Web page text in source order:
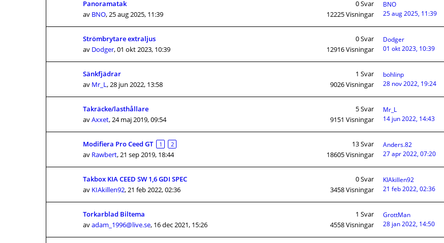
Panoramatak
av BNO,25 aug 2025, 11:39
0Svar
12225Visningar
BNO
25 aug 2025, 11:39
Strömbrytare extraljus
av Dodger,01 okt 2023, 10:39
0Svar
12916Visningar
Dodger
01 okt 2023, 10:39
Sänkfjädrar
av Mr_L,28 jun 2022, 13:58
1 Svar
9026Visningar
bohlinp
28 nov 2022, 19:24
Takräcke/lasthållare
avAxxet,24 maj 2019, 09:54
5Svar
9151 Visningar
Mr_L
14 jun 2022, 14:43
Modifiera Pro Ceed GT 1 2
av Rawbert,21 sep 2019, 18:44
13Svar
18605Visningar
Anders.82
27 apr 2022, 07:20
Takbox KIA CEED SW 1,6 GDI SPEC
av KIAkillen92,21 feb 2022, 02:36
0Svar
3458Visningar
KIAkillen92
21 feb 2022, 02:36
Torkarblad Biltema
avadam_1996@live.se, 16 dec 2021, 15:26
1 Svar
4558Visningar
GrottMan
28 jan 2022, 14:50